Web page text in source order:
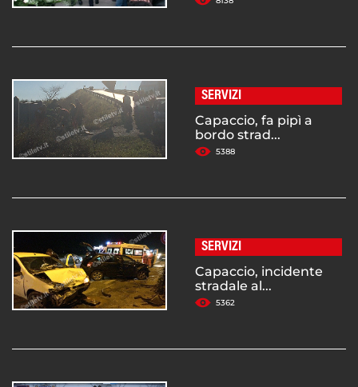
SERVIZI
Capaccio, fa pipì a
bordo strad...
5388
SERVIZI
Capaccio, incidente
stradale al...
5362